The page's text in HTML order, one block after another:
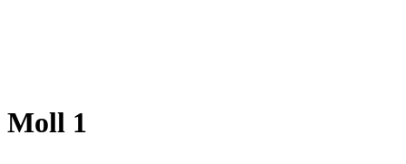
Moll 1